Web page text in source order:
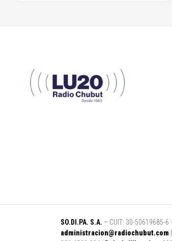
SO.DI.PA. S.A. – CUIT: 30-50619685-6
administracion@radiochubut.com